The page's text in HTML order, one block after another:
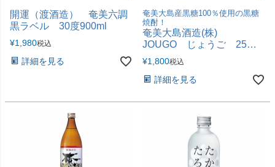
開運（渡酒造） 奄美六調
黒ラベル 30度900ml
¥1,980税込
詳細を見る
奄美大島産黒糖100％使用の黒糖
焼酎！
奄美大島酒造(株)
JOUGO じょうご 25度
720ml 箱入り
¥1,800税込
詳細を見る